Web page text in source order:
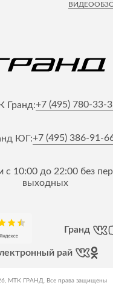
Гранд:+7 (495) 780-33-
ЮГ:+7 (495) 386-91-
10:00 до 22:00 без
выходных
Гранд
рай
МТК ГРАНД. Все права защищены